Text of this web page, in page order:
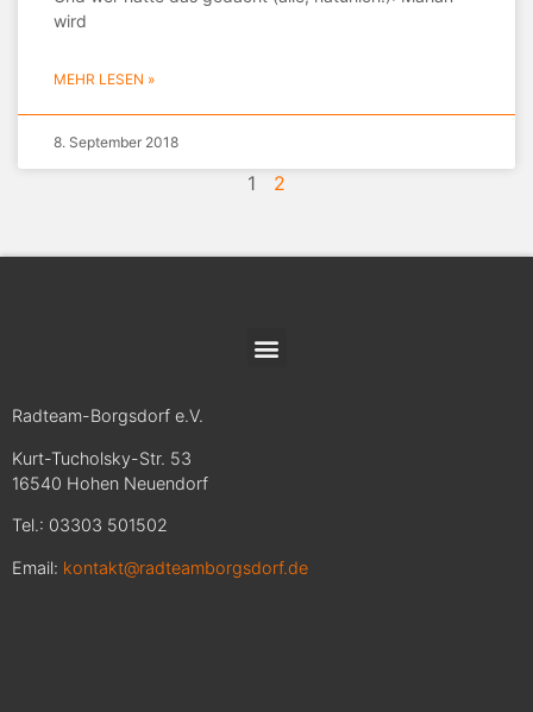
wird
MEHR LESEN »
8. September 2018
1 2
Radteam-Borgsdorf e.V.
Kurt-Tucholsky-Str. 53
16540 Hohen Neuendorf
Tel.: 03303 501502
Email: kontakt@radteamborgsdorf.de